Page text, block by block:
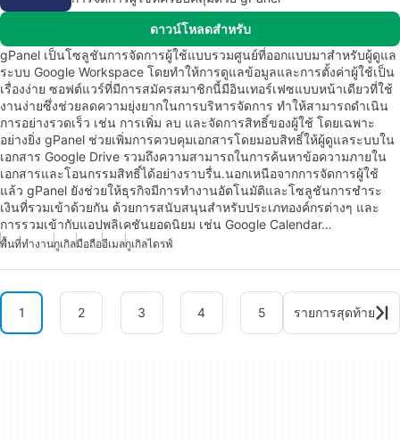
ดาวน์โหลดสำหรับ
gPanel เป็นโซลูชันการจัดการผู้ใช้แบบรวมศูนย์ที่ออกแบบมาสำหรับผู้ดูแล
ระบบ Google Workspace โดยทำให้การดูแลข้อมูลและการตั้งค่าผู้ใช้เป็น
เรื่องง่าย ซอฟต์แวร์ที่มีการสมัครสมาชิกนี้มีอินเทอร์เฟซแบบหน้าเดียวที่ใช้
งานง่ายซึ่งช่วยลดความยุ่งยากในการบริหารจัดการ ทำให้สามารถดำเนิน
การอย่างรวดเร็ว เช่น การเพิ่ม ลบ และจัดการสิทธิ์ของผู้ใช้ โดยเฉพาะ
อย่างยิ่ง gPanel ช่วยเพิ่มการควบคุมเอกสารโดยมอบสิทธิ์ให้ผู้ดูแลระบบใน
เอกสาร Google Drive รวมถึงความสามารถในการค้นหาข้อความภายใน
เอกสารและโอนกรรมสิทธิ์ได้อย่างราบรื่น.นอกเหนือจากการจัดการผู้ใช้
แล้ว gPanel ยังช่วยให้ธุรกิจมีการทำงานอัตโนมัติและโซลูชันการชำระ
เงินที่รวมเข้าด้วยกัน ด้วยการสนับสนุนสำหรับประเภทองค์กรต่างๆ และ
การรวมเข้ากับแอปพลิเคชันยอดนิยม เช่น Google Calendar…
พื้นที่ทำงานกูเกิลมือถืออีเมลกูเกิลไดรฟ์
1 2 3 4 5 รายการสุดท้าย